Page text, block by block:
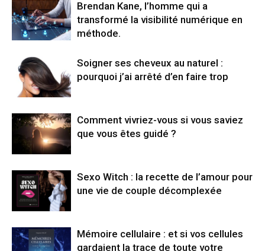
Brendan Kane, l’homme qui a
transformé la visibilité numérique en
méthode.
Soigner ses cheveux au naturel :
pourquoi j’ai arrêté d’en faire trop
Comment vivriez-vous si vous saviez
que vous êtes guidé ?
Sexo Witch : la recette de l’amour pour
une vie de couple décomplexée
Mémoire cellulaire : et si vos cellules
gardaient la trace de toute votre